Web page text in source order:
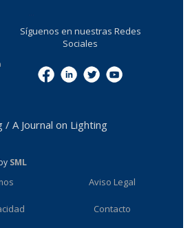
Síguenos en nuestras Redes
Sociales
A Journal on Lighting
SML
Aviso Legal
Contacto